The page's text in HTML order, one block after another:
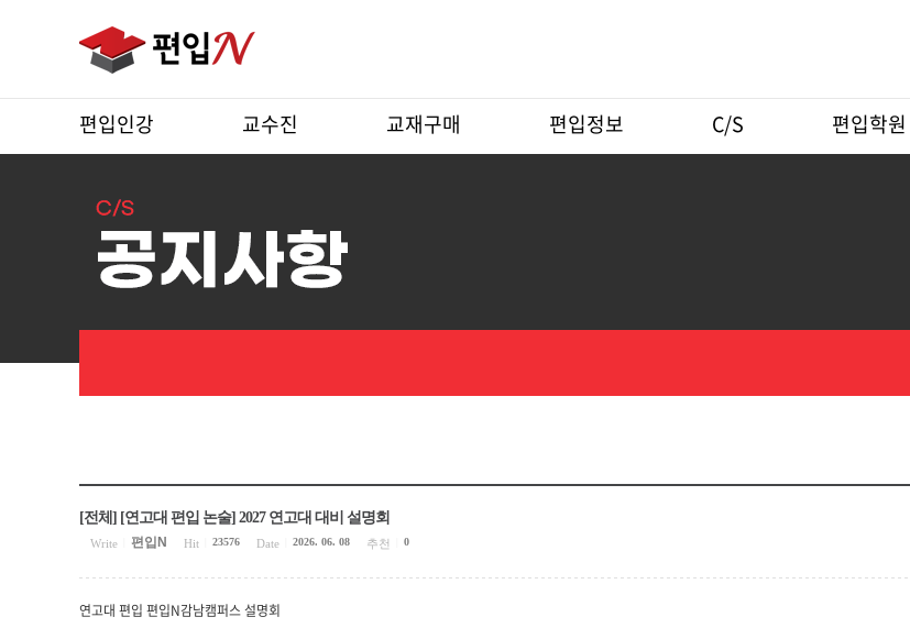
편입인강 교수진 교재구매 편입정보 C/S 편입학원
[전체] [연고대 편입 논술] 2027 연고대 대비 설명회
Write 편입N Hit 23576 Date 2026. 06. 08 추천 0
연고대 편입 편입N감남캠퍼스 설명회